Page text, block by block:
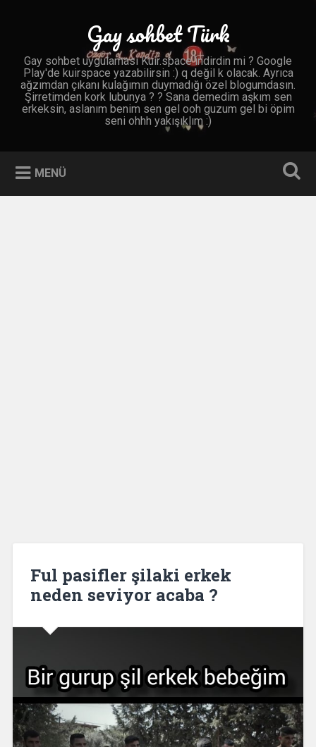
Gay sohbet Türk
Gay sohbet uygulaması Kuir.space indirdin mi ? Google
Play'de kuirspace yazabilirsin :) q değil k olacak. Ayrıca
ağzımdan çıkanı kulağımın duymadığı özel blogumdasın.
Şirretimden kork lubunya ? ? Sana demedim aşkım sen
erkeksin, aslanım benim sen gel ooh guzum gel bi öpim
seni ohhh yakışıklım :)
MENÜ
Ful pasifler şilaki erkek
neden seviyor acaba ?